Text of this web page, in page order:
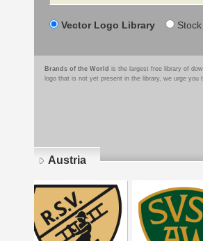
Vector Logo Library
Brands of the World is the largest free library of
logo that is not yet present in the library, we urge
Austria
Pages